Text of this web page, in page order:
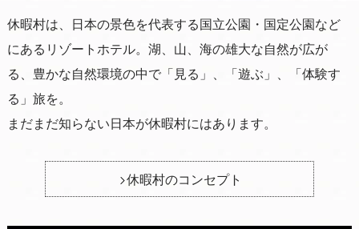
休暇村は、日本の景色を代表する国立公園・国定公園など
にあるリゾートホテル。湖、山、海の雄大な自然が広が
る、豊かな自然環境の中で「見る」、「遊ぶ」、「体験す
る」旅を。
まだまだ知らない日本が休暇村にはあります。
休暇村のコンセプト